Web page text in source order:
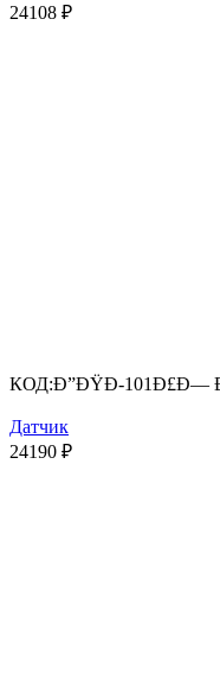
24108 ₽
КОД:Ð”ÐŸÐ­-101Ð£Ð—
Датчик
24190 ₽